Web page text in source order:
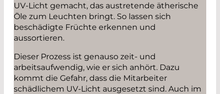
UV-Licht gemacht, das austretende ätherische
Öle zum Leuchten bringt. So lassen sich
beschädigte Früchte erkennen und
aussortieren.
Dieser Prozess ist genauso zeit- und
arbeitsaufwendig, wie er sich anhört. Dazu
kommt die Gefahr, dass die Mitarbeiter
schädlichem UV-Licht ausgesetzt sind. Auch im